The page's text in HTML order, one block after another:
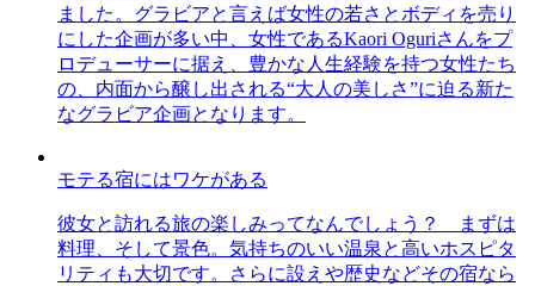
ました。グラビアと言えば女性の若さとボディを売り
にした企画が多い中、女性であるKaori Oguriさんをプ
ロデューサーに据え、豊かな人生経験を持つ女性たち
の、内面から醸し出される“大人の美しさ”に迫る新た
なグラビア企画となります。
モテる宿にはワケがある
彼女と訪れる旅の楽しみってなんでしょう？ まずは
料理、そして景色。気持ちのいい温泉と高いホスピタ
リティも大切です。さらに設えや歴史などその宿なら